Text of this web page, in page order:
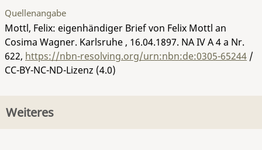
Quellenangabe
Mottl, Felix: eigenhändiger Brief von Felix Mottl an
Cosima Wagner. Karlsruhe , 16.04.1897. NA IV A 4 a Nr.
622, https://nbn-resolving.org/urn:nbn:de:0305-65244 /
CC-BY-NC-ND-Lizenz (4.0)
Weiteres